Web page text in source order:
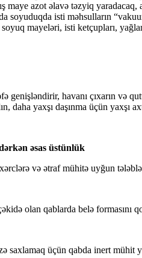
maye azot əlavə təzyiq
soyuduqda isti məhsulların
mayeləri, isti ketçupları,
genişləndirir, havanı çıxarın
daha yaxşı daşınma üçün yaxşı
əsas üstünlük
və ətraf mühitə uyğun
olan qablarda belə formasını
saxlamaq üçün qabda inert mühit